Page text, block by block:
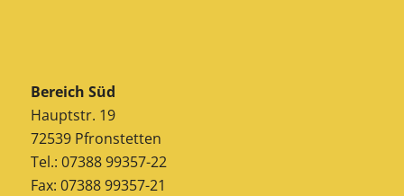
Bereich Süd
Hauptstr. 19
72539 Pfronstetten
Tel.: 07388 99357-22
Fax: 07388 99357-21